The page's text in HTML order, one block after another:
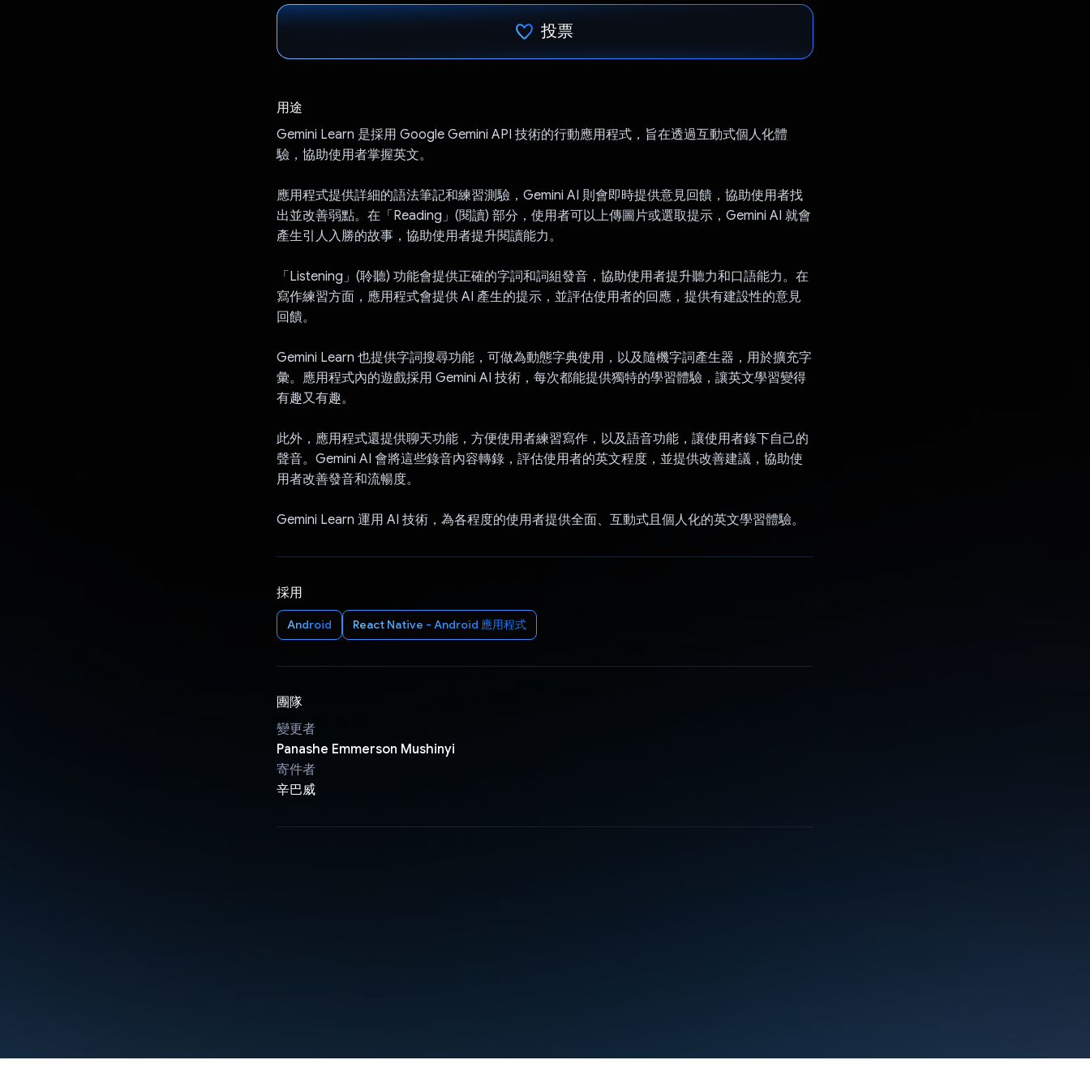
投票
用途
Gemini Learn 是採用 Google Gemini API 技術的行動應用程式，旨在透過互動式個人化體
驗，協助使用者掌握英文。
應用程式提供詳細的語法筆記和練習測驗，Gemini AI 則會即時提供意見回饋，協助使用者找
出並改善弱點。在「Reading」(閱讀) 部分，使用者可以上傳圖片或選取提示，Gemini AI 就會
產生引人入勝的故事，協助使用者提升閱讀能力。
「Listening」(聆聽) 功能會提供正確的字詞和詞組發音，協助使用者提升聽力和口語能力。在
寫作練習方面，應用程式會提供 AI 產生的提示，並評估使用者的回應，提供有建設性的意見
回饋。
Gemini Learn 也提供字詞搜尋功能，可做為動態字典使用，以及隨機字詞產生器，用於擴充字
彙。應用程式內的遊戲採用 Gemini AI 技術，每次都能提供獨特的學習體驗，讓英文學習變得
有趣又有趣。
此外，應用程式還提供聊天功能，方便使用者練習寫作，以及語音功能，讓使用者錄下自己的
聲音。Gemini AI 會將這些錄音內容轉錄，評估使用者的英文程度，並提供改善建議，協助使
用者改善發音和流暢度。
Gemini Learn 運用 AI 技術，為各程度的使用者提供全面、互動式且個人化的英文學習體驗。
採用
Android React Native - Android 應用程式
團隊
變更者
Panashe Emmerson Mushinyi
寄件者
辛巴威